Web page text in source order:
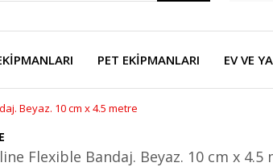
PET EKİPMANLARI EV VE
Beyaz. 10 cm x 4.5 metre
Flexible Bandaj. Beyaz. 10 cm x 4.5